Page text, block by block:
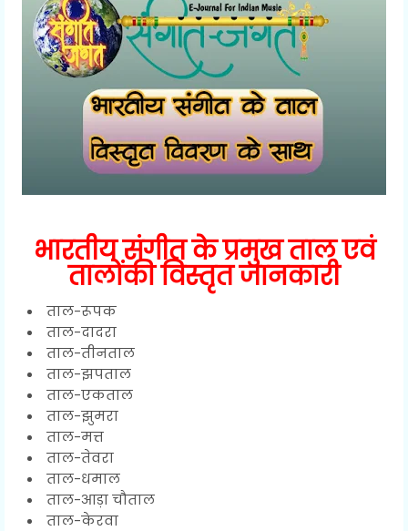
भारतीय संगीत के प्रमुख ताल एवं
तालोंकी विस्तृत जानकारी
ताल-रूपक
ताल-दादरा
ताल-तीनताल
ताल-झपताल
ताल-एकताल
ताल-झुमरा
ताल-मत्त
ताल-तेवरा
ताल-धमाल
ताल-आड़ा चौताल
ताल-केरवा